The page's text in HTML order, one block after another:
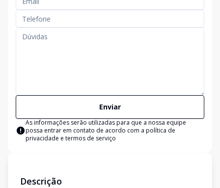
Enviar
As informações serão utilizadas para que a nossa equipe
possa entrar em contato de acordo com a política de
privacidade e termos de serviço
Descrição